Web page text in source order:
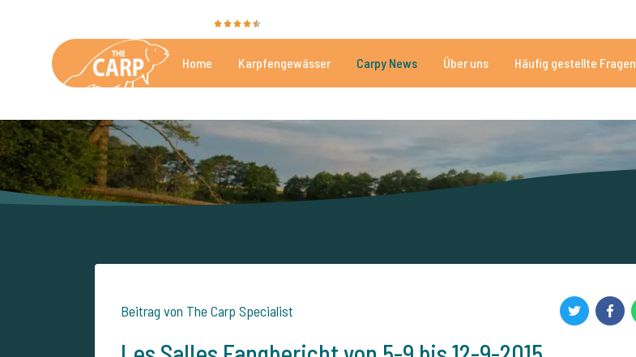
Home Karpfengewässer Carpy News Über uns Häufig gestellte Fragen
Beitrag von The Carp Specialist